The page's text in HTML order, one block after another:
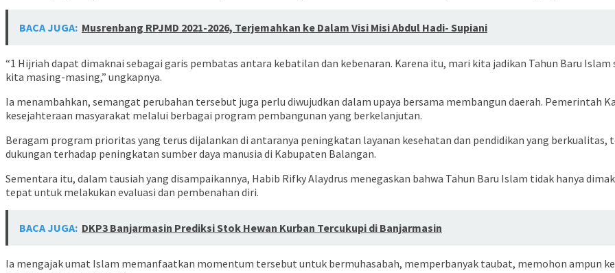
BACA JUGA: Musrenbang RPJMD 2021-2026, Terjemahkan ke Dalam Visi Misi Abdul Hadi- Supiani
“1 Hijriah dapat dimaknai sebagai garis pembatas antara kebatilan dan kebenaran. Karena itu, mari kita jadikan Tahun Baru
kita masing-masing,” ungkapnya.
Ia menambahkan, semangat perubahan tersebut juga perlu diwujudkan dalam upaya bersama membangun daerah.
kesejahteraan masyarakat melalui berbagai program pembangunan yang berkelanjutan.
Beragam program prioritas yang terus dijalankan di antaranya peningkatan layanan kesehatan dan pendidikan yang berkualitas,
dukungan terhadap peningkatan sumber daya manusia di Kabupaten Balangan.
Sementara itu, dalam tausiah yang disampaikannya, Habib Rifky Alaydrus menegaskan bahwa Tahun Baru Islam tidak hanya
tepat untuk melakukan evaluasi dan pembenahan diri.
BACA JUGA: DKP3 Banjarmasin Prediksi Stok Hewan Kurban Tercukupi di Banjarmasin
Ia mengajak umat Islam memanfaatkan momentum tersebut untuk bermuhasabah, memperbanyak taubat, memohon ampun